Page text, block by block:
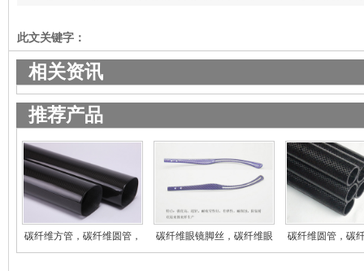
此文关键字：
相关资讯
推荐产品
碳纤维方管，碳纤维圆管，
碳
碳纤维眼镜脚丝，碳纤维眼
镜
碳纤维圆管，碳
碳